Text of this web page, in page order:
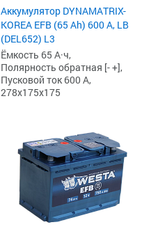
Аккумулятор DYNAMATRIX-
KOREA EFB (65 Ah) 600 А, LB
(DEL652) L3
Ёмкость 65 А·ч,
Полярность обратная [- +],
Пусковой ток 600 А,
278x175x175